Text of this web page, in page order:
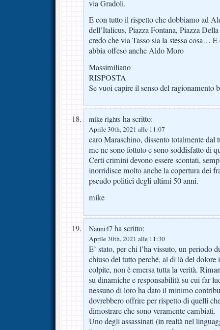
via Gradoli.
E con tutto il rispetto che dobbiamo ad
dell’Italicus, Piazza Fontana, Piazza
credo che via Tasso sia la stessa cosa…
abbia offeso anche Aldo Moro
Massimiliano
RISPOSTA
Se vuoi capire il senso del ragionamento
mike rights ha scritto:
Aprile 30th, 2021 alle 11:07
caro Maraschino, dissento totalmente
me ne sono fottuto e sono soddisfatto di
Certi crimini devono essere scontati,
inorridisce molto anche la copertura dei
pseudo politici degli ultimi 50 anni.
mike
Nanni47 ha scritto:
Aprile 30th, 2021 alle 11:30
E’ stato, per chi l’ha vissuto, un periodo
chiuso del tutto perché, al di là del
colpite, non è emersa tutta la verità.
su dinamiche e responsabilità su cui far
nessuno di loro ha dato il minimo
dovrebbero offrire per rispetto di quelli
dimostrare che sono veramente cambiati.
Uno degli assassinati (in realtà nel